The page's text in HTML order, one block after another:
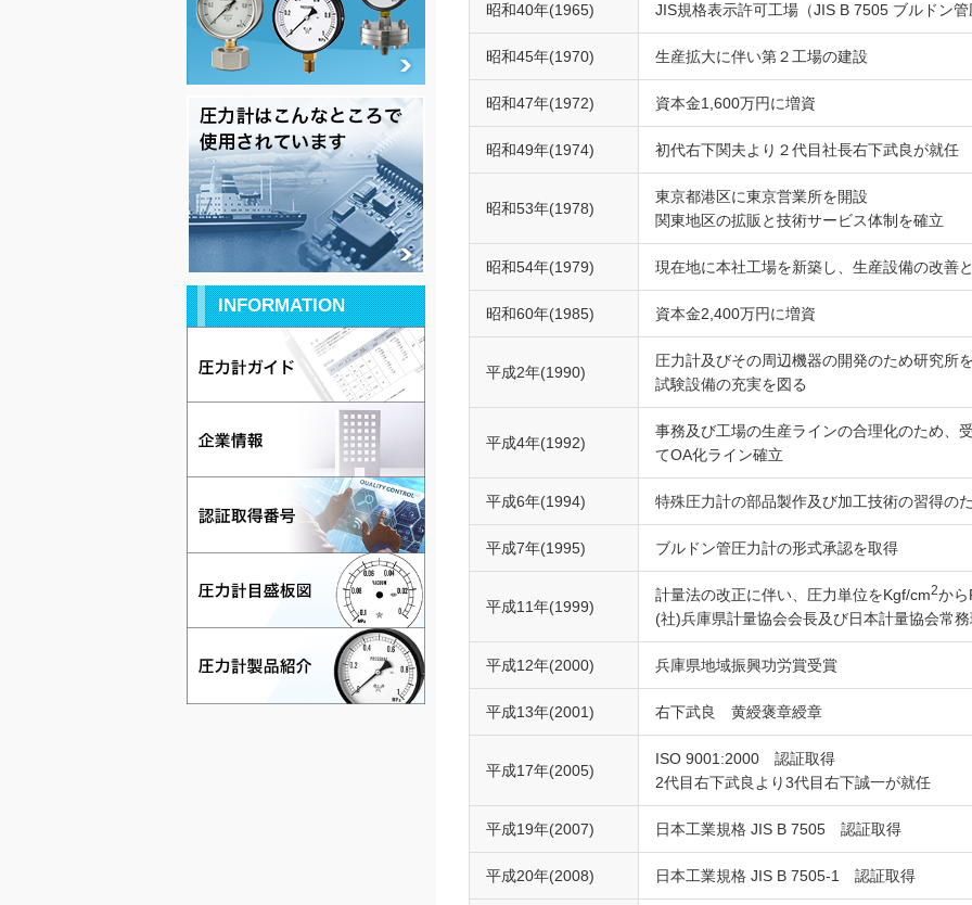
昭和40年(1965) JIS規格表示許可工場（JIS B 7505 ブルドン
昭和45年(1970) 生産拡大に伴い第２工場の建設
昭和47年(1972) 資本金1,600万円に増資
昭和49年(1974) 初代右下関夫より２代目社長右下武良が就任
昭和53年(1978)
東京都港区に東京営業所を開設
関東地区の拡販と技術サービス体制を確立
昭和54年(1979) 現在地に本社工場を新築し、生産設備の改善
昭和60年(1985) 資本金2,400万円に増資
平成2年(1990)
圧力計及びその周辺機器の開発のため研究所
試験設備の充実を図る
平成4年(1992)
事務及び工場の生産ラインの合理化のため、
てOA化ライン確立
平成6年(1994) 特殊圧力計の部品製作及び加工技術の習得の
平成7年(1995) ブルドン管圧力計の形式承認を取得
平成11年(1999)
計量法の改正に伴い、圧力単位をKgf/cm2から
(社)兵庫県計量協会会長及び日本計量協会常
平成12年(2000) 兵庫県地域振興功労賞受賞
平成13年(2001) 右下武良 黄綬褒章綬章
平成17年(2005)
ISO 9001:2000 認証取得
2代目右下武良より3代目右下誠一が就任
平成19年(2007) 日本工業規格 JIS B 7505 認証取得
平成20年(2008) 日本工業規格 JIS B 7505-1 認証取得
INFORMATION